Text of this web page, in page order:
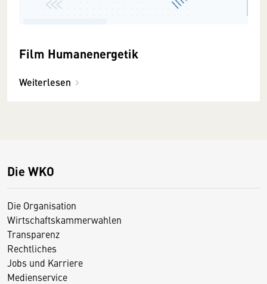
Film Humanenergetik
Weiterlesen
Die WKO
Die Organisation
Wirtschaftskammerwahlen
Transparenz
Rechtliches
Jobs und Karriere
Medienservice